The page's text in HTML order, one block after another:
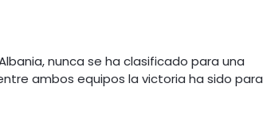
nunca se ha clasificado para una
ambos equipos la victoria ha sido para